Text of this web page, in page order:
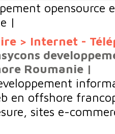
opensource
|
> Internet -
Roumanie |
en offshore
sites e-